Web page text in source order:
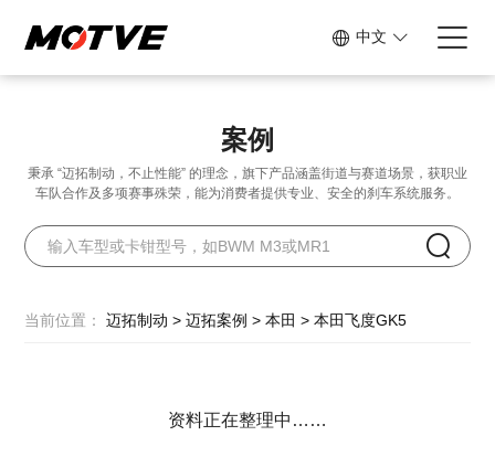
中文
案例
秉承 “迈拓制动，不止性能” 的理念，旗下产品涵盖街道与赛道场景， 获职业
车队合作及多项赛事殊荣，能为消费者提供专业、安全的刹车系统服务。
当前位置：迈拓制动 > 迈拓案例 > 本田 > 本田飞度GK5
资料正在整理中……